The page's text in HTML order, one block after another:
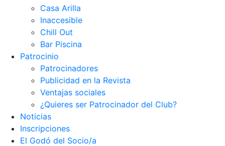
Casa Arilla
Inaccesible
Chill Out
Bar Piscina
Patrocinio
Patrocinadores
Publicidad en la Revista
Ventajas sociales
¿Quieres ser Patrocinador del Club?
Noticias
Inscripciones
El Godó del Socio/a